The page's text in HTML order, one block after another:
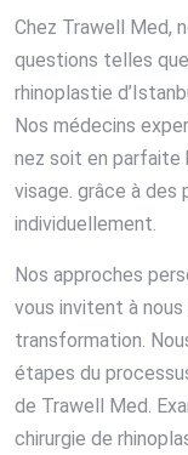
Chez Trawell Med,
questions telles
rhinoplastie
Nos médecins
nez soit en parfaite
visage. grâce à
individuellement.
Nos approches
vous invitent à
transformation.
étapes du
de Trawell Med.
chirurgie de